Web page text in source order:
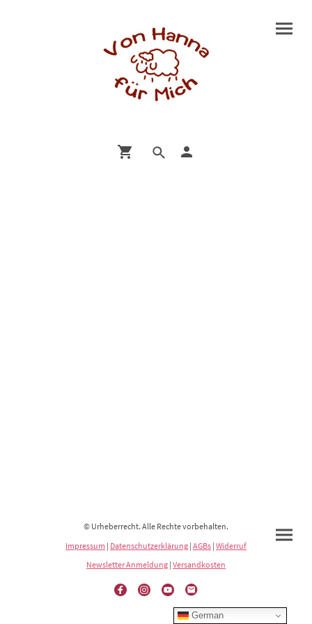
© Urheberrecht. Alle Rechte vorbehalten.
Impressum | Datenschutzerklärung | AGBs | Widerruf
Newsletter Anmeldung | Versandkosten
German